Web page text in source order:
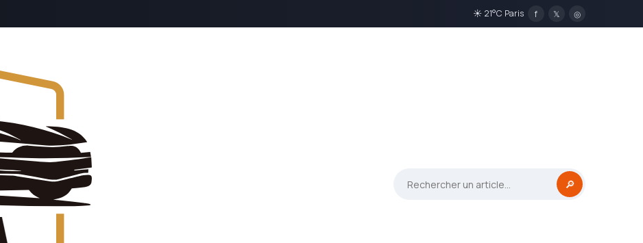
☀ 21°C Paris f 𝕏 ◎
🔎